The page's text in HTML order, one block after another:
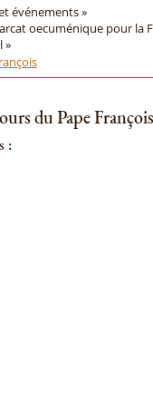
événements »
oecuménique pour la
»
du Pape François
: